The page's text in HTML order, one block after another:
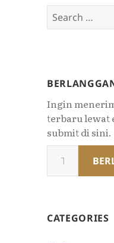
Search
for:
Ingin
terbaru lewat
submit di sini.
your
email…
CATEGORIES